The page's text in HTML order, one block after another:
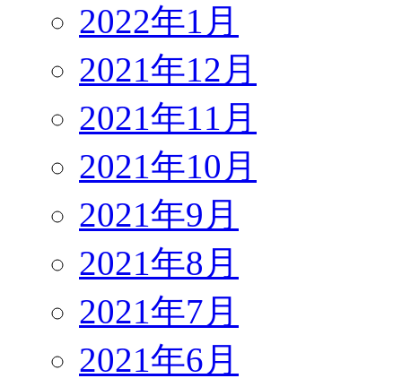
2022年1月
2021年12月
2021年11月
2021年10月
2021年9月
2021年8月
2021年7月
2021年6月